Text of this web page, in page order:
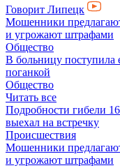
Говорит Липецк
Мошенники
и угрожают штрафами
Общество
В больницу поступила
поганкой
Общество
Читать все
Подробности гибели
выехал на встречку
Происшествия
Мошенники
и угрожают штрафами